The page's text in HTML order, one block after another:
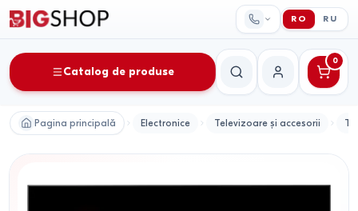
RO RU
Catalog de produse
CăutareContul meu
0
Pagina principală Electronice Televizoare și accesorii